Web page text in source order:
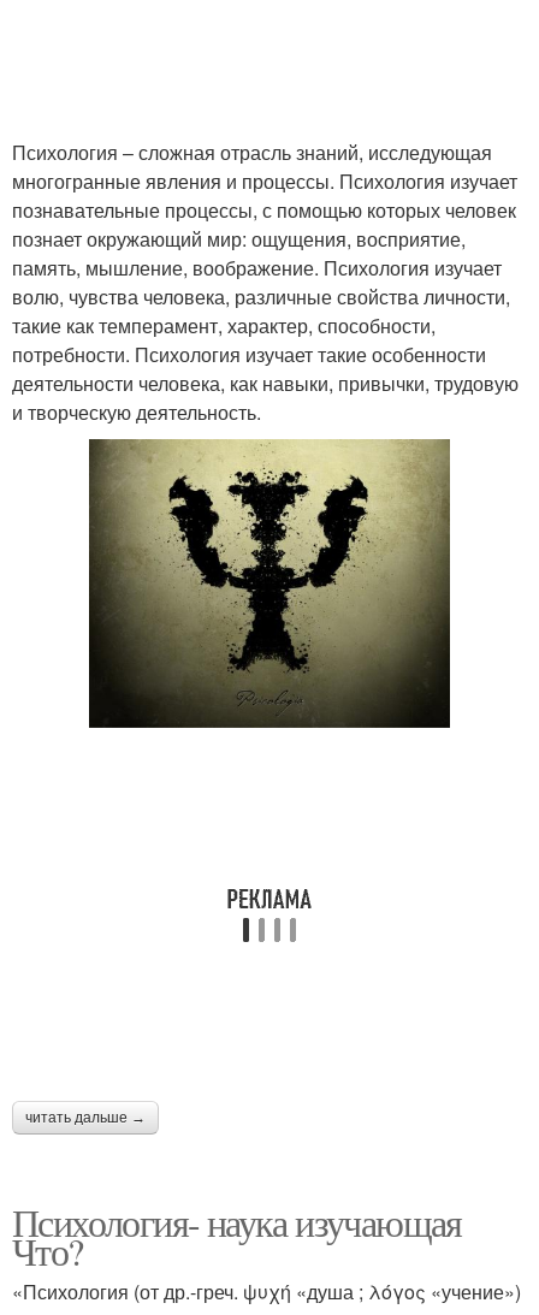
Общий психология
современном этапе
Психология в
междисциплинарном
пространстве
Исследования в
психологии
Фундаментальная
психология
Психология – сложная отрасль знаний, исследующая
многогранные явления и процессы. Психология изучает
познавательные процессы, с помощью которых человек
познает окружающий мир: ощущения, восприятие,
память, мышление, воображение. Психология изучает
волю, чувства человека, различные свойства личности,
такие как темперамент, характер, способности,
потребности. Психология изучает такие особенности
деятельности человека, как навыки, привычки, трудовую
и творческую деятельность.
читать дальше →
Психология- наука изучающая
Что?
«Психология (от др.-греч. ψυχή «душа ; λόγος «учение»)